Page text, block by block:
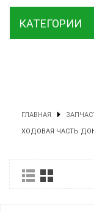
КАТЕГОРИИ
ГЛАВНАЯ
ХОДОВАЯ ЧАСТЬ